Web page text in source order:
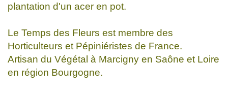
plantation d'un acer en pot.
Le Temps des Fleurs est membre des
Horticulteurs et Pépiniéristes de France.
Artisan du Végétal à Marcigny en Saône et Loire
en région Bourgogne.